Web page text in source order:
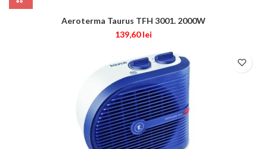
Aeroterma Taurus TFH 3001. 2000W
139,60lei